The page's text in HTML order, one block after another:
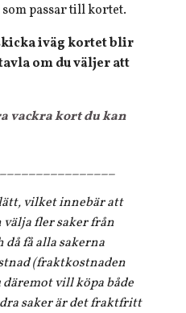
passar till kortet.
iväg kortet blir
om du väljer att
vackra kort du kan
vilket innebär att
fler saker från
då få alla sakerna
(fraktkostnaden
däremot vill köpa både
saker är det fraktfritt